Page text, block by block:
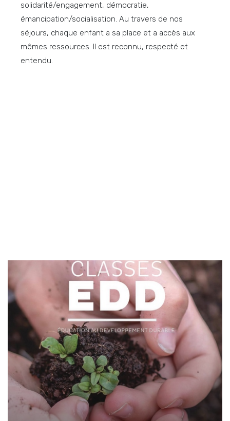
solidarité/engagement, démocratie,
émancipation/socialisation. Au travers de nos
séjours, chaque enfant a sa place et a accès aux
mêmes ressources. Il est reconnu, respecté et
entendu.